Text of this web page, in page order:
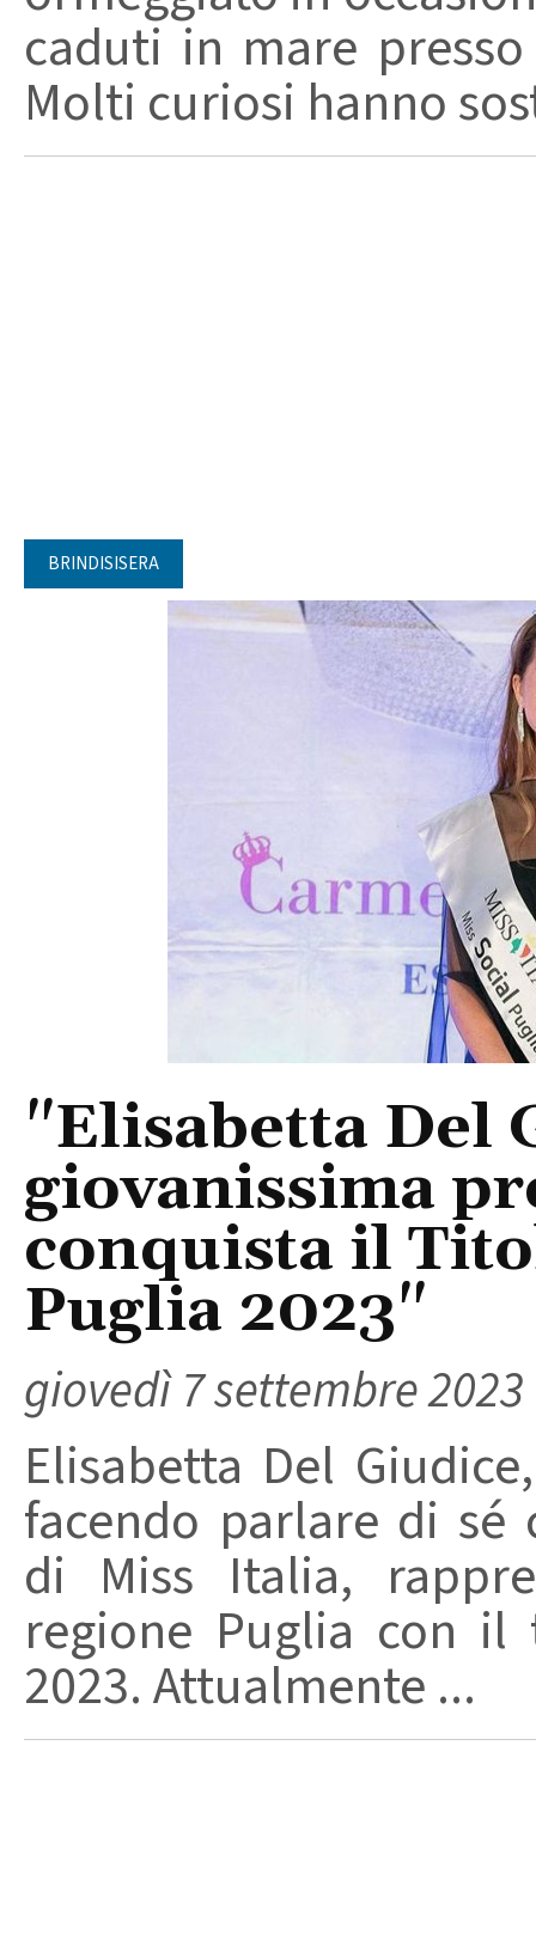
caduti in mare
Molti curiosi hanno
BRINDISISERA
"Elisabetta Del
giovanissima
conquista il
Puglia 2023"
giovedì 7 settembre 2023
Elisabetta Del
facendo parlare di sé
di Miss Italia,
regione Puglia con
2023. Attualmente ...